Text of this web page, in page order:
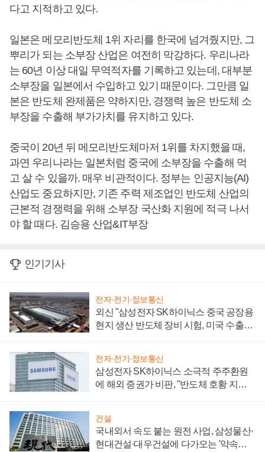
다고 지적하고 있다.
일본은 메모리반도체 1위 자리를 한국에 넘겨줬지만, 그
뿌리가 되는 소부장 산업은 여전히 막강하다. 우리나라
는 60년 이상 대일 무역적자를 기록하고 있는데, 대부분
소부장을 일본에서 수입하고 있기 때문이다. 그만큼 일
본은 반도체 완제품은 약하지만, 경쟁력 높은 반도체 소
부장을 수출해 부가가치를 유지하고 있다.
중국이 20년 뒤 메모리반도체마저 1위를 차지했을 때,
과연 우리나라는 일본처럼 중국에 소부장을 수출해 먹
고 살 수 있을까. 매우 비관적이다. 정부는 인공지능(AI)
산업도 중요하지만, 기존 주력 제조업인 반도체 산업의
근본적 경쟁력을 위해 소부장 국산화 지원에 적극 나서
야 할 때다. 김승용 산업&IT부장
인기기사
전자·전기·정보통신
외신 "삼성전자 SK하이닉스 중국 공장용
현지 생산 반도체 장비 시험, 미국 수출통
전자·전기·정보통신
삼성전자 SK하이닉스 소극적 주주환원
에 해외 증권가 비판, "반도체 호황 지속
건설
국내외서 속도 붙는 원전 사업, 삼성물산·
현대건설·대우건설에 다가오는 '약속의